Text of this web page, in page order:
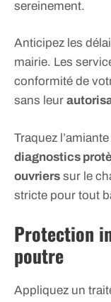
sereinement.
Anticipez les
mairie. Les
conformité de
sans leur
Traquez
diagnostics
ouvriers sur le
stricte pour tout
Protection
poutre
Appliquez un